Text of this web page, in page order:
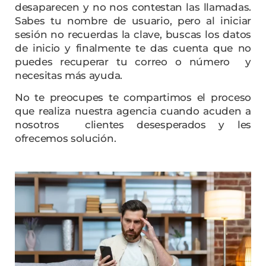
desaparecen y no nos contestan las llamadas.
Sabes tu nombre de usuario, pero al iniciar
sesión no recuerdas la clave, buscas los datos
de inicio y finalmente te das cuenta que no
puedes recuperar tu correo o número y
necesitas más ayuda.
No te preocupes te compartimos el proceso
que realiza nuestra agencia cuando acuden a
nosotros clientes desesperados y les
ofrecemos solución.